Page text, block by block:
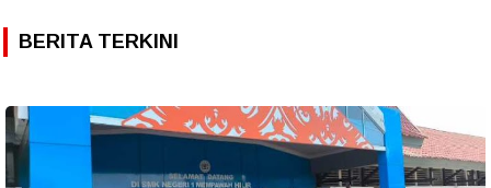
BERITA TERKINI